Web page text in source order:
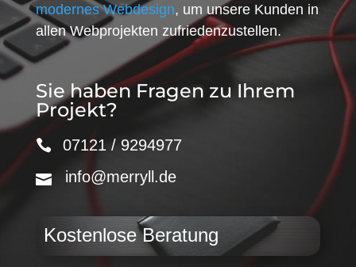
modernes Webdesign, um unsere Kunden in
allen Webprojekten zufriedenzustellen.
Sie haben Fragen zu Ihrem
Projekt?
07121 / 9294977
info@merryll.de
Kostenlose Beratung